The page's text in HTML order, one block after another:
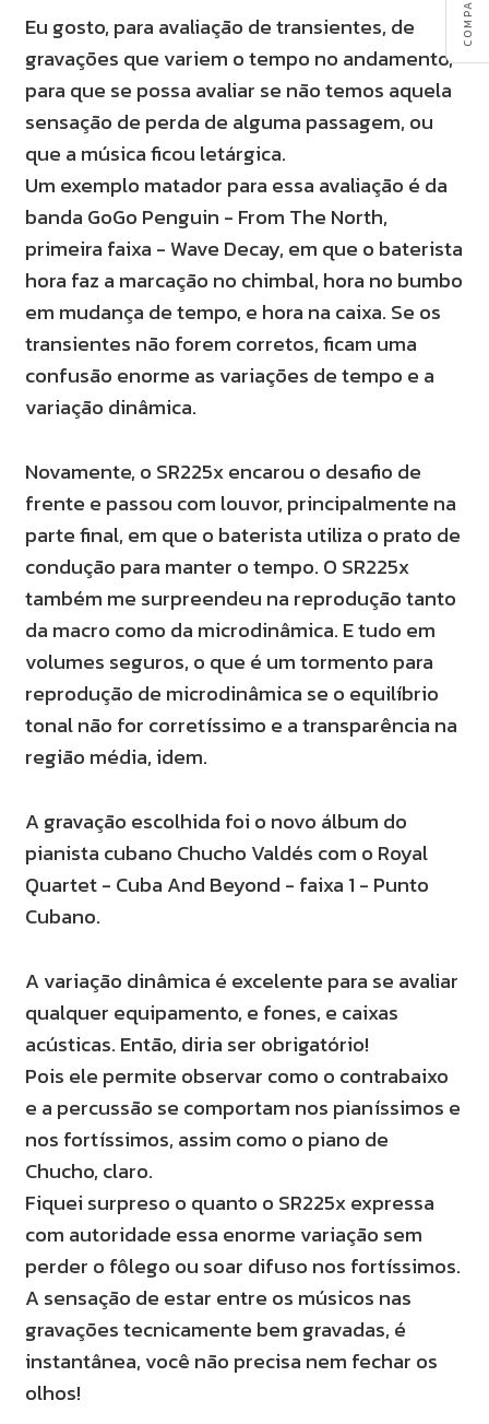
Eu gosto, para avaliação de transientes, de
gravações que variem o tempo no andamento,
para que se possa avaliar se não temos aquela
sensação de perda de alguma passagem, ou
que a música ficou letárgica.
Um exemplo matador para essa avaliação é da
banda GoGo Penguin - From The North,
primeira faixa - Wave Decay, em que o baterista
hora faz a marcação no chimbal, hora no bumbo
em mudança de tempo, e hora na caixa. Se os
transientes não forem corretos, ficam uma
confusão enorme as variações de tempo e a
variação dinâmica.
Novamente, o SR225x encarou o desafio de
frente e passou com louvor, principalmente na
parte final, em que o baterista utiliza o prato de
condução para manter o tempo. O SR225x
também me surpreendeu na reprodução tanto
da macro como da microdinâmica. E tudo em
volumes seguros, o que é um tormento para
reprodução de microdinâmica se o equilíbrio
tonal não for corretíssimo e a transparência na
região média, idem.
A gravação escolhida foi o novo álbum do
pianista cubano Chucho Valdés com o Royal
Quartet - Cuba And Beyond - faixa 1 - Punto
Cubano.
A variação dinâmica é excelente para se avaliar
qualquer equipamento, e fones, e caixas
acústicas. Então, diria ser obrigatório!
Pois ele permite observar como o contrabaixo
e a percussão se comportam nos pianíssimos e
nos fortíssimos, assim como o piano de
Chucho, claro.
Fiquei surpreso o quanto o SR225x expressa
com autoridade essa enorme variação sem
perder o fôlego ou soar difuso nos fortíssimos.
A sensação de estar entre os músicos nas
gravações tecnicamente bem gravadas, é
instantânea, você não precisa nem fechar os
olhos!